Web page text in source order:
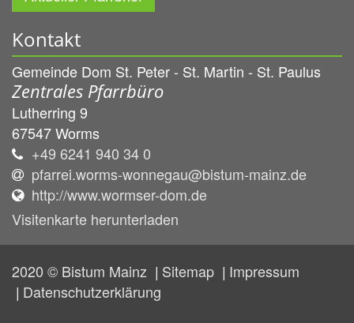
Kontakt
Gemeinde Dom St. Peter - St. Martin - St. Paulus
Zentrales Pfarrbüro
Lutherring 9
67547Worms
+49 6241 940 34 0
pfarrei.worms-wonnegau@bistum-mainz.de
http://www.wormser-dom.de
Visitenkarte herunterladen
2020 © Bistum Mainz Sitemap
Impressum
Datenschutzerklärung